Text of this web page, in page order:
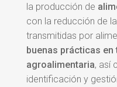
la producción de
con la reducción de
transmitidas por
buenas prácticas en
agroalimentaria, así
identificación y